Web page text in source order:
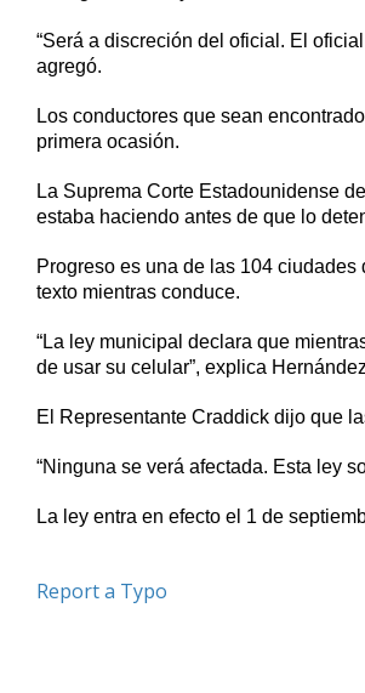
“Será a discreción del oficial. El
agregó.
Los conductores que sean
primera ocasión.
La Suprema Corte Estadounidense
estaba haciendo antes de que lo
Progreso es una de las 104
texto mientras conduce.
“La ley municipal declara que
de usar su celular”, explica
El Representante Craddick dijo que
“Ninguna se verá afectada. Esta ley
La ley entra en efecto el 1 de
Report a Typo